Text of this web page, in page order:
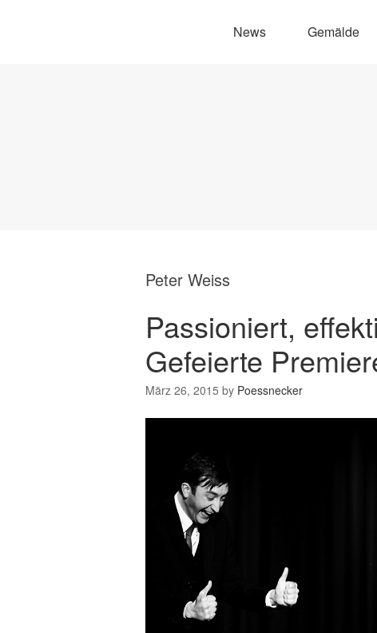
News Gemälde
Peter Weiss
Passioniert,
Gefeierte
März 26, 2015 by Poessnecker